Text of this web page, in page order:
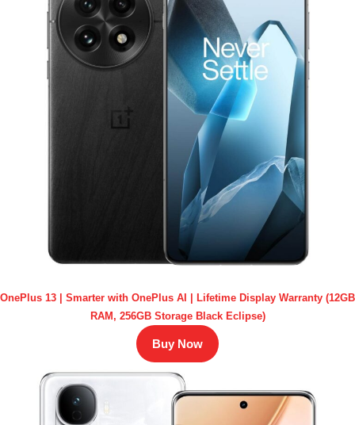
OnePlus 13 | Smarter with OnePlus AI | Lifetime Display Warranty (12GB
RAM, 256GB Storage Black Eclipse)
Buy Now